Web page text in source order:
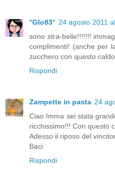
°Glo83° 24 agosto 2011
sono stra-belle!!!!!!!
complimenti! (anche per
zucchero con questo
Rispondi
Zampette in pasta 24
Ciao Imma sei stata
ricchissimo!!! Con questo
Adesso il riposo del
Baci
Rispondi